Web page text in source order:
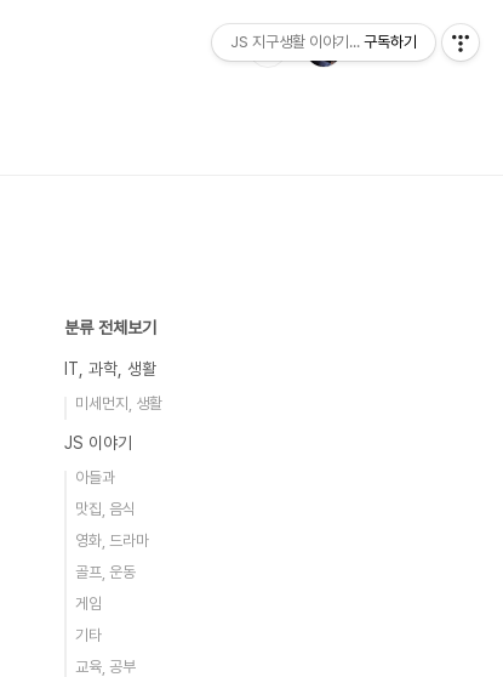
분류 전체보기
IT, 과학, 생활
미세먼지, 생활
JS 이야기
아들과
맛집, 음식
영화, 드라마
골프, 운동
게임
기타
교육, 공부
JS 지구생활 이야기... 구독하기